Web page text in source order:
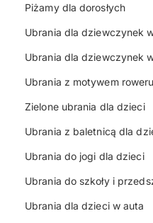
Piżamy dla dorosłych
Ubrania dla dziewczynek
Ubrania dla dziewczynek
Ubrania z motywem
Zielone ubrania dla dzieci
Ubrania z baletnicą dla
Ubrania do jogi dla dzieci
Ubrania do szkoły i
Ubrania dla dzieci w auta